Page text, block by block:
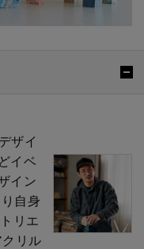
ザイ
イベ
イン
自身
リエ
リル